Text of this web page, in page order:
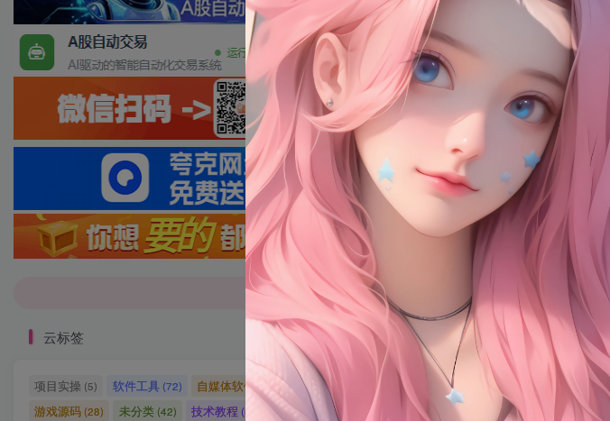
文案不会提取
7-9折！等多家顶流配音软件[配音神器Pro]-[配
文案不会提取
7-9折！等多家顶流配音软件[配音神器Pro]-[配音
云标签
项目实操 (5) 软件工具(72) 自媒体软件(27) 自媒体素材 自媒体教程(9) 自媒体 (1) 羊毛技巧 (2)
游戏源码(28) 未分类(42) 技术教程 (5) 技术教程(27) 小程序源码 (184) 原创实战 (5) 卡密账号 (6)